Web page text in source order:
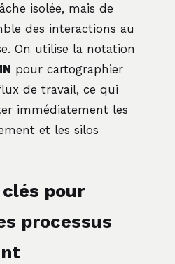
isolée, mais de
des interactions au
On utilise la notation
pour cartographier
de travail, ce qui
immédiatement les
et les silos
pour
processus